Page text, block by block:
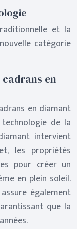
et la
catégorie
cadrans en
en diamant
de la
intervient
les propriétés
pour créer un
en plein soleil.
également
que la